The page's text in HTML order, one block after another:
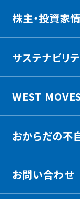
株主・投資家
サステナビリ
WEST
おからだの不
お問い合わせ